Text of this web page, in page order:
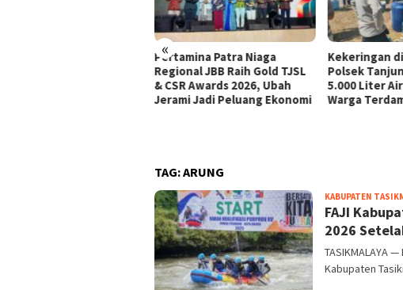
«
Pertamina Patra Niaga
Regional JBB Raih Gold TJSL
& CSR Awards 2026, Ubah
Jerami Jadi Peluang Ekonomi
Kekeringan
Polsek
5.000 Liter
Warga
TAG:ARUNG
KABUPATEN
FAJI
2026
TASIKMALAYA
Kabupaten